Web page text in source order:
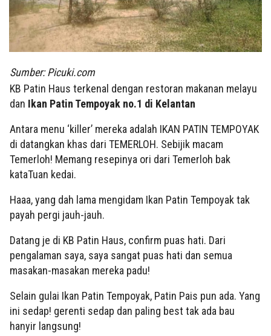
Sumber: Picuki.com
KB Patin Haus terkenal dengan restoran makanan melayu
dan Ikan Patin Tempoyak no.1 di Kelantan
Antara menu ‘killer’ mereka adalah IKAN PATIN TEMPOYAK
di datangkan khas dari TEMERLOH. Sebijik macam
Temerloh! Memang resepinya ori dari Temerloh bak
kataTuan kedai.
Haaa, yang dah lama mengidam Ikan Patin Tempoyak tak
payah pergi jauh-jauh.
Datang je di KB Patin Haus, confirm puas hati. Dari
pengalaman saya, saya sangat puas hati dan semua
masakan-masakan mereka padu!
Selain gulai Ikan Patin Tempoyak, Patin Pais pun ada. Yang
ini sedap! gerenti sedap dan paling best tak ada bau
hanyir langsung!